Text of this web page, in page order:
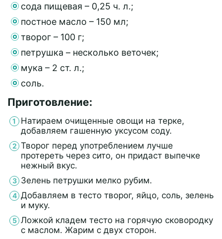
сода пищевая – 0,25 ч. л.;
постное масло – 150 мл;
творог – 100 г;
петрушка – несколько веточек;
мука – 2 ст. л.;
соль.
Приготовление:
Натираем очищенные овощи на терке,
добавляем гашенную уксусом соду.
Творог перед употреблением лучше
протереть через сито, он придаст выпечке
нежный вкус.
Зелень петрушки мелко рубим.
Добавляем в тесто творог, яйцо, соль, зелень
и муку.
Ложкой кладем тесто на горячую сковородку
с маслом. Жарим с двух сторон.